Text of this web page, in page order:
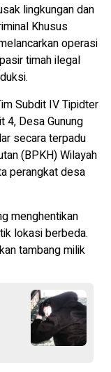
lingkungan dan
Khusus
operasi
timah ilegal
Subdit IV Tipidter
Desa Gunung
secara terpadu
(BPKH) Wilayah
perangkat desa
menghentikan
lokasi berbeda.
tambang milik